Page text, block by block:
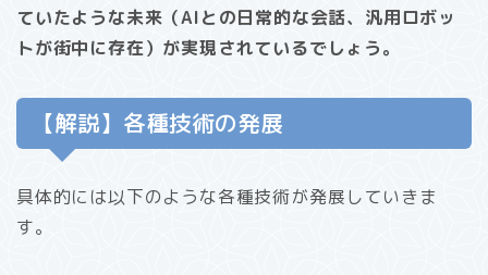
ていたような未来（AIとの日常的な会話、汎用ロボッ
トが街中に存在）が実現されているでしょう。
【解説】各種技術の発展
具体的には以下のような各種技術が発展していきま
す。